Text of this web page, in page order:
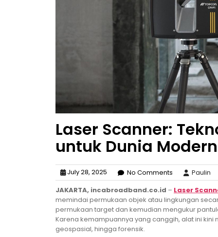
Laser Scanner:
untuk Dunia Modern
July 28, 2025 No Comments Paulin
JAKARTA, incabroadband.co.id – Laser
memindai permukaan objek atau lingkungan
permukaan target dan kemudian mengukur
Karena kemampuannya yang canggih, alat ini
geospasial, hingga forensik.